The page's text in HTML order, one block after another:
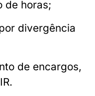
de horas;
divergência
de encargos,